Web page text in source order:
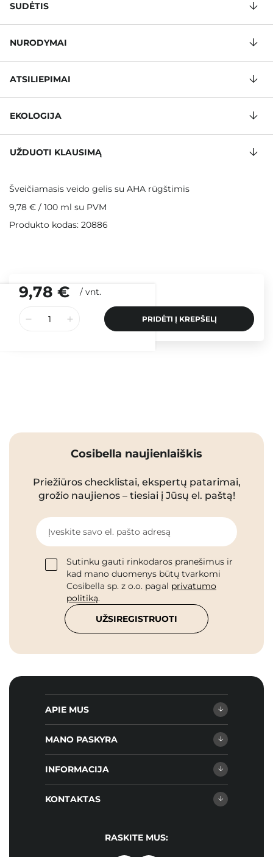
9,78 € / vnt.
PRIDĖTI Į KREPŠELĮ
SUDĖTIS
NURODYMAI
ATSILIEPIMAI
EKOLOGIJA
UŽDUOTI KLAUSIMĄ
Šveičiamasis veido gelis su AHA rūgštimis
9,78 € / 100 ml su PVM
Produkto kodas: 20886
Cosibella naujienlaiškis
Priežiūros checklistai, ekspertų patarimai,
grožio naujienos – tiesiai į Jūsų el. paštą!
Įveskite savo el. pašto adresą
Sutinku gauti rinkodaros pranešimus ir
kad mano duomenys būtų tvarkomi
Cosibella sp. z o.o. pagal privatumo
politiką.
UŽSIREGISTRUOTI
APIE MUS
MANO PASKYRA
INFORMACIJA
KONTAKTAS
RASKITE MUS: